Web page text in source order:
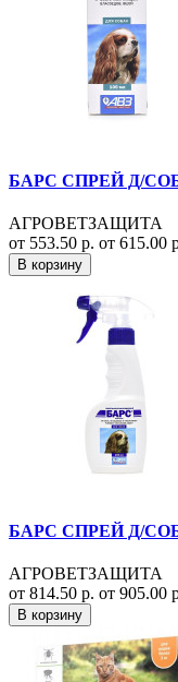
БАРС СПРЕЙ Д/
АГРОВЕТЗАЩИТА
от 553.50 р. от 615.00
В корзину
БАРС СПРЕЙ Д/
АГРОВЕТЗАЩИТА
от 814.50 р. от 905.00
В корзину